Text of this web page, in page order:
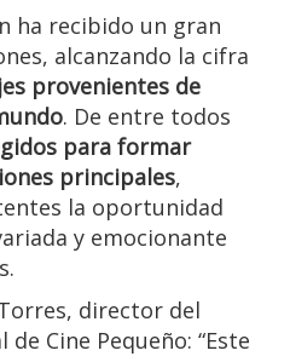
ha recibido un gran
alcanzando la cifra
provenientes de
. De entre todos
para formar
principales,
la oportunidad
y emocionante
director del
Cine Pequeño: “Este